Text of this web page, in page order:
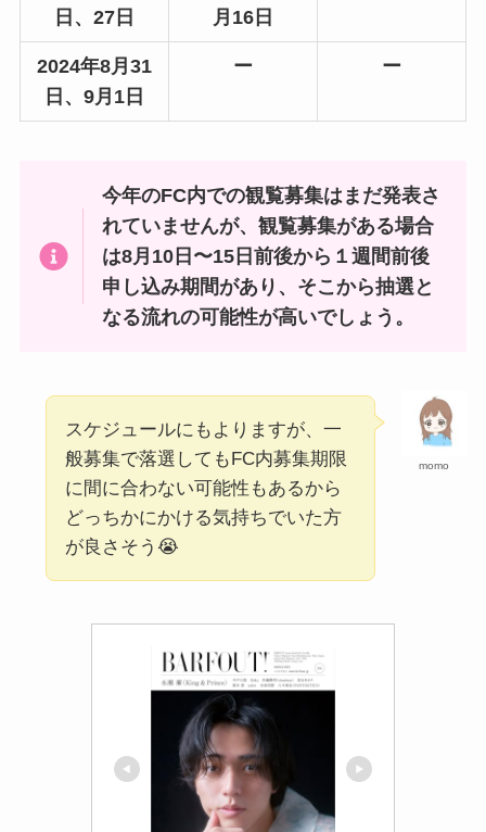
日、27日
月16日
2024年8月31
日、9月1日
ー ー
今年のFC内での観覧募集はまだ発表さ
れていませんが、観覧募集がある場合
は8月10日〜15日前後から１週間前後
申し込み期間があり、そこから抽選と
なる流れの可能性が高いでしょう。
momo
スケジュールにもよりますが、一
般募集で落選してもFC内募集期限
に間に合わない可能性もあるから
どっちかにかける気持ちでいた方
が良さそう😭